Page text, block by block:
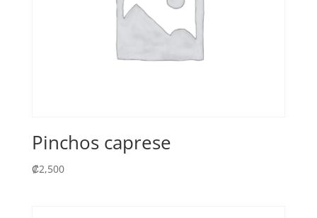
Pinchos caprese
₡2,500